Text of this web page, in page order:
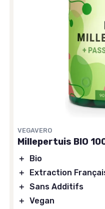
VEGAVERO
Millepertuis BIO
＋
Bio
＋
Extraction
＋ Sans Additifs
＋ Vegan